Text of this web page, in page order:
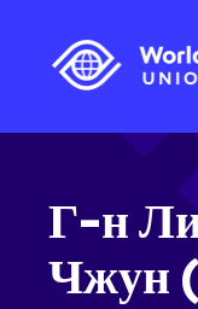
Г-н
Чжун